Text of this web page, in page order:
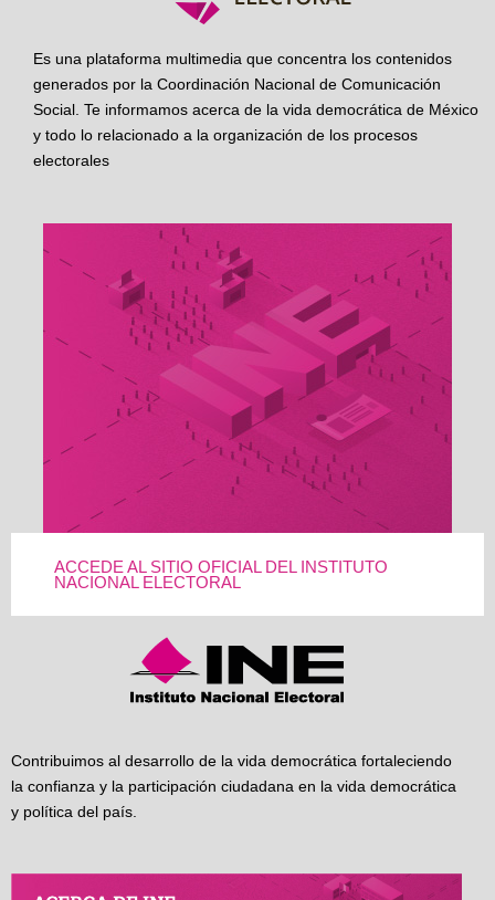
Es una plataforma multimedia que concentra los contenidos
generados por la Coordinación Nacional de Comunicación
Social. Te informamos acerca de la vida democrática de México
y todo lo relacionado a la organización de los procesos
electorales
ACCEDE AL SITIO OFICIAL DEL INSTITUTO
NACIONAL ELECTORAL
Contribuimos al desarrollo de la vida democrática fortaleciendo
la confianza y la participación ciudadana en la vida democrática
y política del país.